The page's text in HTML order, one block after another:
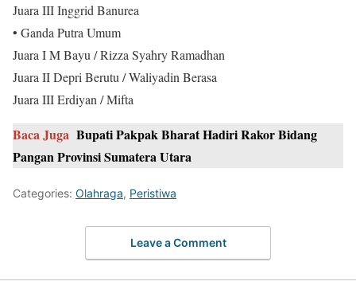
Juara III Inggrid Banurea
• Ganda Putra Umum
Juara I M Bayu / Rizza Syahry Ramadhan
Juara II Depri Berutu / Waliyadin Berasa
Juara III Erdiyan / Mifta
Baca Juga Bupati Pakpak Bharat Hadiri Rakor Bidang
Pangan Provinsi Sumatera Utara
Categories: Olahraga, Peristiwa
Leave a Comment